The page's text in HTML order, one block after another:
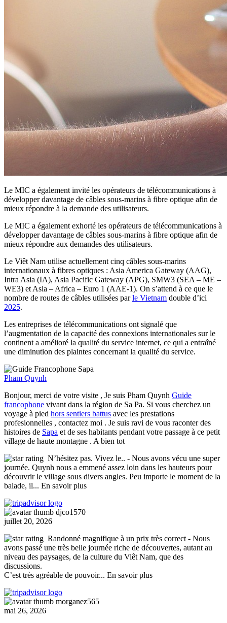
Le MIC a également invité les opérateurs de télécommunications à
développer davantage de câbles sous-marins à fibre optique afin de
mieux répondre à la demande des utilisateurs.
Le MIC a également exhorté les opérateurs de télécommunications à
développer davantage de câbles sous-marins à fibre optique afin de
mieux répondre aux demandes des utilisateurs.
Le Viêt Nam utilise actuellement cinq câbles sous-marins
internationaux à fibres optiques : Asia America Gateway (AAG),
Intra Asia (IA), Asia Pacific Gateway (APG), SMW3 (SEA – ME –
WE3) et Asia – Africa – Euro 1 (AAE-1). On s’attend à ce que le
nombre de routes de câbles utilisées parle Vietnam double d’ici
2025.
Les entreprises de télécommunications ont signalé que
l’augmentation de la capacité des connexions internationales sur le
continent a amélioré la qualité du service internet, ce qui a entraîné
une diminution des plaintes concernant la qualité du service.
Pham Quynh
Bonjour, merci de votre visite , Je suis Pham Quynh Guide
francophone vivant dans la région de Sa Pa. Si vous cherchez un
voyage à pied hors sentiers battus avec les prestations
profesionnelles , contactez moi . Je suis ravi de vous raconter des
histoires de Sapa et de ses habitants pendant votre passage à ce petit
village de haute montagne . A bien tot
N’hésitez pas. Vivez le.. - Nous avons vécu une super
journée. Quynh nous a emmené assez loin dans les hauteurs pour
découvrir le village sous divers angles. Peu importe le moment de la
balade, il... En savoir plus
djco1570
juillet 20, 2026
Randonné magnifique à un prix très correct - Nous
avons passé une très belle journée riche de découvertes, autant au
niveau des paysages, de la culture du Viêt Nam, que des
discussions.
C’est très agréable de pouvoir... En savoir plus
morganez565
mai 26, 2026